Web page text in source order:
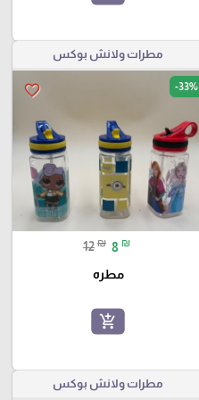
مطرات ولانش بوكس
favorite_border -33%
12 ₪ 8 ₪
مطره
add_shopping_cart
مطرات ولانش بوكس